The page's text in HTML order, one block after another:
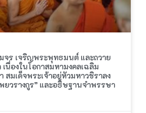
จร เจริญพระพุทธมนต์ และถวาย
นื่องในโอกาสมหามงคลเฉลิม
มเด็จพระเจ้าอยู่หัวมหาวชิราลง
วรางกูร” และอธิษฐานจำพรรษา